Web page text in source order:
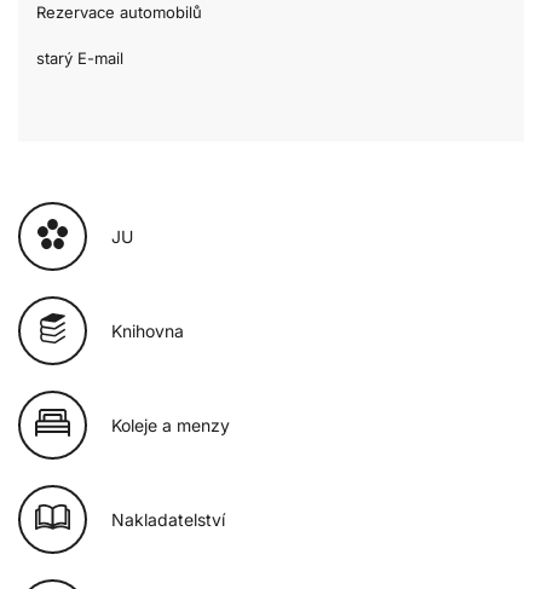
Rezervace automobilů
starý E-mail
JU
Knihovna
Koleje a menzy
Nakladatelství